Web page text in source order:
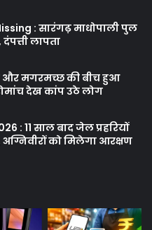
: सारंगढ़ माधोपाली पुल
लापता
और मगरमच्छ की बीच हुआ
देख कांप उठे लोग
: 11 साल बाद जेल प्रहरियों
अग्निवीरों को मिलेगा आरक्षण